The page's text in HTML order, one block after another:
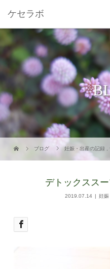
ケセラボ
ブログ 妊娠・出産の記録 ,
デトックスス
2019.07.14 妊娠